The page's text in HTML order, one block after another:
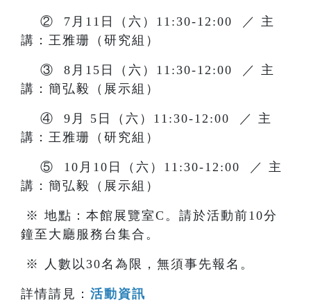
② 7月11日（六）11:30-12:00 ／ 主
講：王雅珊（研究組）
③ 8月15日（六）11:30-12:00 ／ 主
講：簡弘毅（展示組）
④ 9月 5日（六）11:30-12:00 ／ 主
講：王雅珊（研究組）
⑤ 10月10日（六）11:30-12:00 ／ 主
講：簡弘毅（展示組）
※ 地點：本館展覽室C。請於活動前10分
鐘至大廳服務台集合。
※ 人數以30名為限，無須事先報名。
詳情請見： 活動資訊